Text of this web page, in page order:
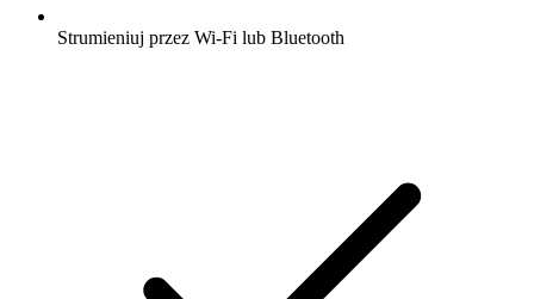
Strumieniuj przez Wi-Fi lub Bluetooth